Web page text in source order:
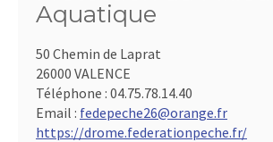
Aquatique
50 Chemin de Laprat
26000 VALENCE
Téléphone : 04.75.78.14.40
Email : fedepeche26@orange.fr
https://drome.federationpeche.fr/